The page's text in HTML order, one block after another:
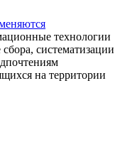
технологии
систематизации
на территории